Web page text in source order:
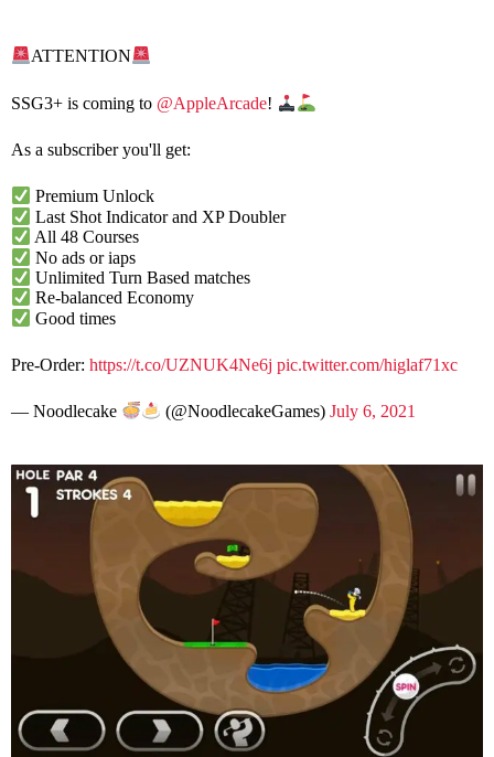
ATTENTION
SSG3+ is coming to @AppleArcade!
As a subscriber you'll get:
Premium Unlock
Last Shot Indicator and XP Doubler
All 48 Courses
No ads or iaps
Unlimited Turn Based matches
Re-balanced Economy
Good times
Pre-Order: https://t.co/UZNUK4Ne6j pic.twitter.com/higlaf71xc
— Noodlecake (@NoodlecakeGames)July 6, 2021